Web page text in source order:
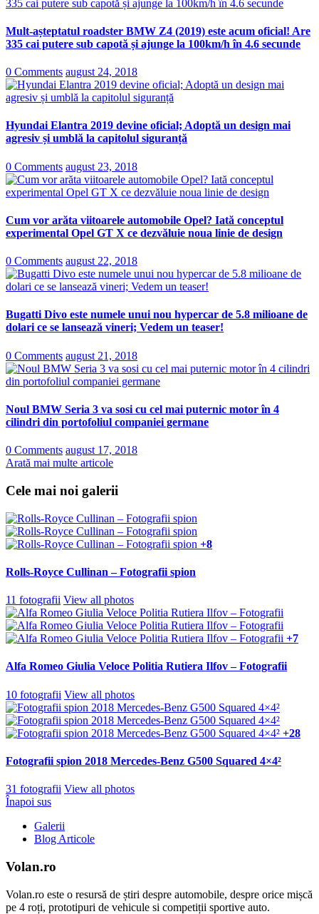
Mult-așteptatul roadster BMW Z4 (2019) este acum oficial! Are
335 cai putere sub capotă și ajunge la 100km/h în 4.6 secunde
0 Comments august 24, 2018
Hyundai Elantra 2019 devine oficial; Adoptă un design mai
agresiv și umblă la capitolul siguranță
0 Comments august 23, 2018
Cum vor arăta viitoarele automobile Opel? Iată conceptul
experimental Opel GT X ce dezvăluie noua linie de design
0 Comments august 22, 2018
Bugatti Divo este numele unui nou hypercar de 5.8 milioane de
dolari ce se lansează vineri; Vedem un teaser!
0 Comments august 21, 2018
Noul BMW Seria 3 va sosi cu cel mai puternic motor în 4
cilindri din portofoliul companiei germane
0 Comments august 17, 2018
Arată mai multe articole
Cele mai noi galerii
+8
Rolls-Royce Cullinan – Fotografii spion
11 fotografii View all photos
+7
Alfa Romeo Giulia Veloce Politia Rutiera Ilfov – Fotografii
10 fotografii View all photos
+28
Fotografii spion 2018 Mercedes-Benz G500 Squared 4×4²
31 fotografii View all photos
Înapoi sus
Galerii
Blog Articole
Volan.ro
Volan.ro este o resursă de știri despre automobile, despre orice mișcă
pe 4 roți, prototipuri de vehicule si competiții sportive auto.